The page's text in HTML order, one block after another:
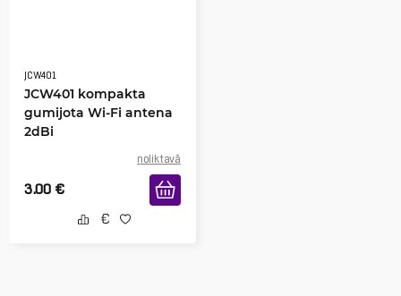
JCW401
JCW401 kompakta
gumijota Wi-Fi antena
2dBi
noliktavā
3.00 €